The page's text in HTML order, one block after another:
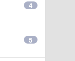
4
5